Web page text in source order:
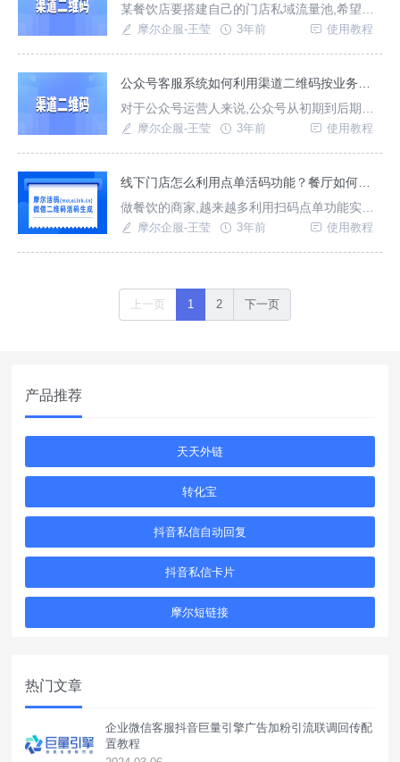
某餐饮店要搭建自己的门店私域流量池,希望的
引流方式是顾客扫码点餐时，引导每一个扫码
户，引导添加员工企微，添加后自动回复点餐
企微的的老客户，扫码直接进入点餐页面。最
终的目的是培养用户的
摩尔企服-王莹 3年前 使用教程
对于公众号运营人来说,公众号从初期到后期的
运营发展中,业务也会越来越复杂多变,所以当粉
需求给客服组分流,另一方面还可以方便公众号
摩尔企服-王莹 3年前 使用教程
做餐饮的商家,越来越多利用扫码点单功能实
现，降低人力服务成本的，大幅度提高了门店
摩尔企服-王莹 3年前 使用教程
上一页 1 2 下一页
产品推荐
天天外链
转化宝
抖音私信自动回复
抖音私信卡片
摩尔短链接
热门文章
企业微信客服抖音巨量引擎广告加粉引流联调回传配
置教程